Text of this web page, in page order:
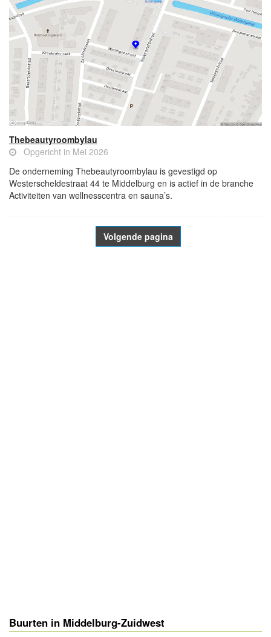
Thebeautyroombylau
Opgericht in Mei 2026
De onderneming Thebeautyroombylau is gevestigd op
Westerscheldestraat 44 te Middelburg en is actief in de branche
Activiteiten van wellnesscentra en sauna’s.
Volgende pagina
Buurten in Middelburg-Zuidwest